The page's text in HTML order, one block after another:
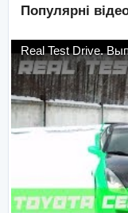
Популярні